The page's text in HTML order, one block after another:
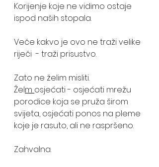
Korijenje koje ne vidimo ostaje
ispod naših stopala.
Veče kakvo je ovo ne traži velike
riječi  - traži prisustvo.
Zato ne želim misliti.
Želm osjećati - osjećati mrežu
porodice koja se pruža širom
svijeta, osjećati ponos na pleme
koje je rasuto, ali ne raspršeno.
Zahvalna.